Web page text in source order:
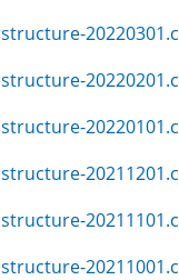
structure-
structure-
structure-
structure-
structure-
structure-